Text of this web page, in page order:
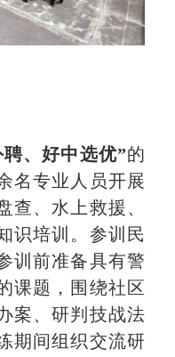
聘、好中选优”的
名专业人员开展
查、水上救援、
识培训。参训民
训前准备具有警
课题，围绕社区
案、研判技战法
期间组织交流研